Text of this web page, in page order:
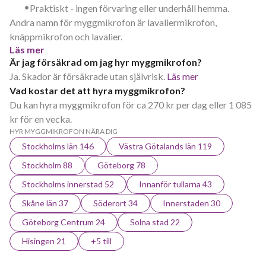
•Praktiskt - ingen förvaring eller underhåll hemma.
Andra namn för myggmikrofon är lavaliermikrofon,
knäppmikrofon och lavalier.
Läs mer
Är jag försäkrad om jag hyr myggmikrofon?
Ja. Skador är försäkrade utan självrisk. Läs mer
Vad kostar det att hyra myggmikrofon?
Du kan hyra myggmikrofon för ca 270 kr per dag eller 1 085
kr för en vecka.
HYR MYGGMIKROFON NÄRA DIG
Stockholms län 146
Västra Götalands län 119
Stockholm 88
Göteborg 78
Stockholms innerstad 52
Innanför tullarna 43
Skåne län 37
Söderort 34
Innerstaden 30
Göteborg Centrum 24
Solna stad 22
Hisingen 21
+5 till